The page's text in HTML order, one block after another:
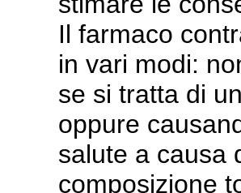
Il farmaco
in vari modi:
se si tratta di
oppure
salute a causa
composizione